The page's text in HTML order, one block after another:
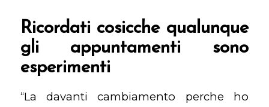
Ricordati cosicche qualunque
gli appuntamenti sono
esperimenti
“La davanti cambiamento perche ho